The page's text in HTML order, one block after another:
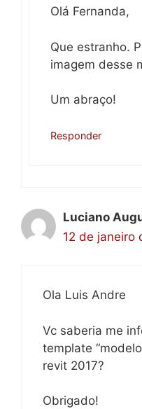
Olá Fernanda,
Que estranho.
imagem desse
Um abraço!
Responder
Luciano
12 de janeiro
Ola Luis Andre
Vc saberia me
template
revit 2017?
Obrigado!